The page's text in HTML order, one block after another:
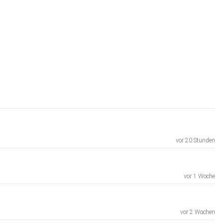
vor 20 Stunden
vor 1 Woche
vor 2 Wochen